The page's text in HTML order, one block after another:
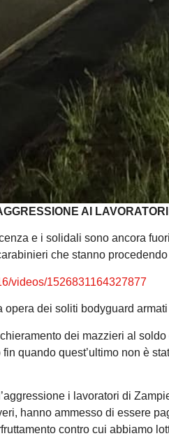
AI LAVORATORI
e i solidali sono ancora
che stanno
videos/1526831164327877
dei soliti bodyguard
dei mazzieri al
quando quest’ultimo non è
i lavoratori di
hanno ammesso di essere
contro cui abbiamo